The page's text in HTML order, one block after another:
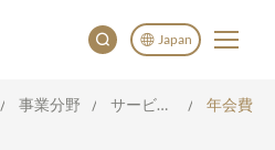
Japan
English
事業分野 サービス範囲 年会費